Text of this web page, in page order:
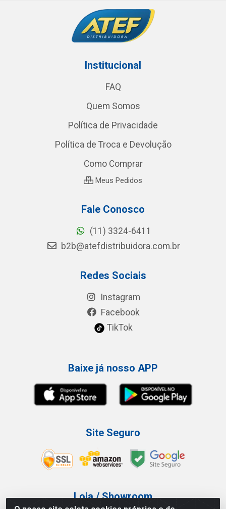
Institucional
FAQ
Quem Somos
Política de Privacidade
Política de Troca e Devolução
Como Comprar
Meus Pedidos
Fale Conosco
(11) 3324-6411
b2b@atefdistribuidora.com.br
Redes Sociais
Instagram
Facebook
TikTok
Baixe já nosso APP
Site Seguro
Loja / Showroom